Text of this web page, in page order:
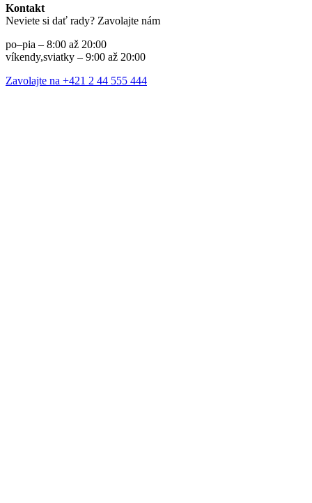
Kontakt
Neviete si dať rady? Zavolajte nám
po–pia – 8:00 až 20:00
víkendy,sviatky – 9:00 až 20:00
Zavolajte na +421 2 44 555 444